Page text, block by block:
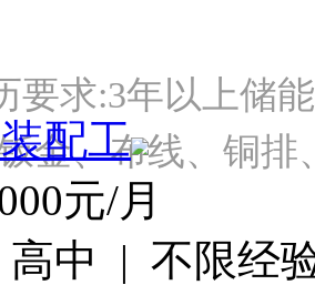
要求:3年以上储
金、布线、铜
配工
元/月
中 | 不限经